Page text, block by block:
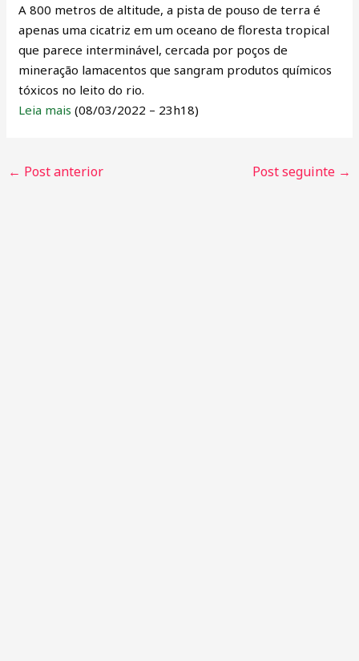
A 800 metros de altitude, a pista de pouso de terra é
apenas uma cicatriz em um oceano de floresta tropical
que parece interminável, cercada por poços de
mineração lamacentos que sangram produtos químicos
tóxicos no leito do rio.
Leia mais (08/03/2022 – 23h18)
← Post anterior Post seguinte →